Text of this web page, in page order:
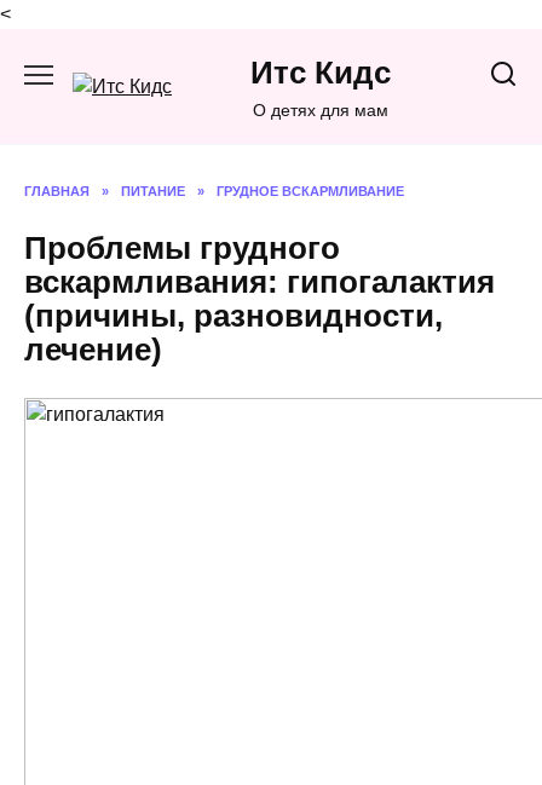
<
содержанию
Итс Кидс
О детях для мам
ГЛАВНАЯ » ПИТАНИЕ » ГРУДНОЕ ВСКАРМЛИВАНИЕ
Проблемы грудного
вскармливания: гипогалактия
(причины, разновидности,
лечение)